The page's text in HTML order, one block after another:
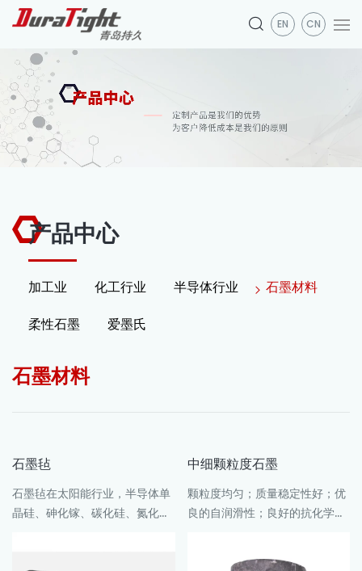
EN CN
产品中心
加工业 化工行业 半导体行业
石墨材料
柔性石墨
爱墨氏
石墨材料
石墨毡
石墨毡在太阳能行业，半导体单
晶硅、砷化镓、碳化硅、氮化铝
中细颗粒度石墨
颗粒度均匀；质量稳定性好；优
良的自润滑性；良好的抗化学腐